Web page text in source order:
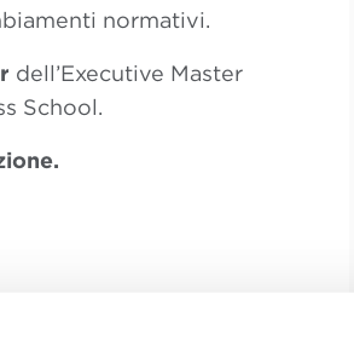
normativi.
dell’Executive Master
School.